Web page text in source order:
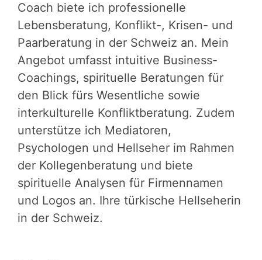
Coach biete ich professionelle
Lebensberatung, Konflikt-, Krisen- und
Paarberatung in der Schweiz an. Mein
Angebot umfasst intuitive Business-
Coachings, spirituelle Beratungen für
den Blick fürs Wesentliche sowie
interkulturelle Konfliktberatung. Zudem
unterstütze ich Mediatoren,
Psychologen und Hellseher im Rahmen
der Kollegenberatung und biete
spirituelle Analysen für Firmennamen
und Logos an. Ihre türkische Hellseherin
in der Schweiz.